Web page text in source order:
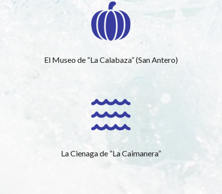
El Museo de “La Calabaza” (San Antero)
La Cienaga de “La Caimanera”